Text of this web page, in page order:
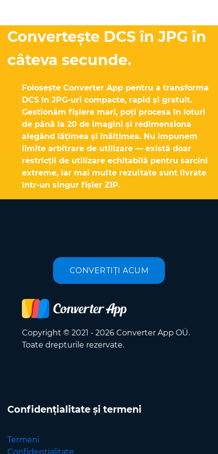
Convertește DCS în JPG în
câteva secunde.
Folosește Converter App pentru a transforma
DCS în JPG-uri compacte, rapid și gratuit.
Gestionăm fișiere mari, poți procesa în loturi
de până la 20 de imagini și redimensiona
alegând lățimea și înălțimea. Nu impunem
limite arbitrare de utilizare — există doar
restricții de utilizare echitabilă pentru sarcini
extreme, iar mai multe rezultate sunt livrate
într-un singur fișier ZIP.
CONVERTIȚI ACUM
Copyright © 2021 - 2026 Converter App OÜ.
Toate drepturile rezervate.
Confidențialitate și termeni
Termeni
Confidențialitate